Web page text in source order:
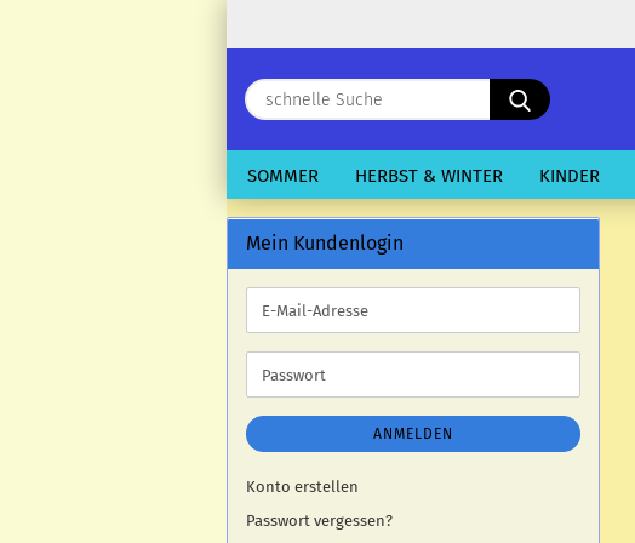
schnelle
Suche
SOMMER HERBST & WINTER KINDER
Mein Kundenlogin
E-
Mail-
Adresse
Passwort
ANMELDEN
Konto erstellen
Passwort vergessen?